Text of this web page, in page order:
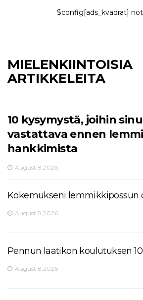
$config[ads_kvadrat]
MIELENKIINTOISIA
ARTIKKELEITA
10 kysymystä, joihin
vastattava ennen
hankkimista
August 8,2026
Kokemukseni lemmikkipossun
August 8,2026
Pennun laatikon koulutuksen
August 8,2026